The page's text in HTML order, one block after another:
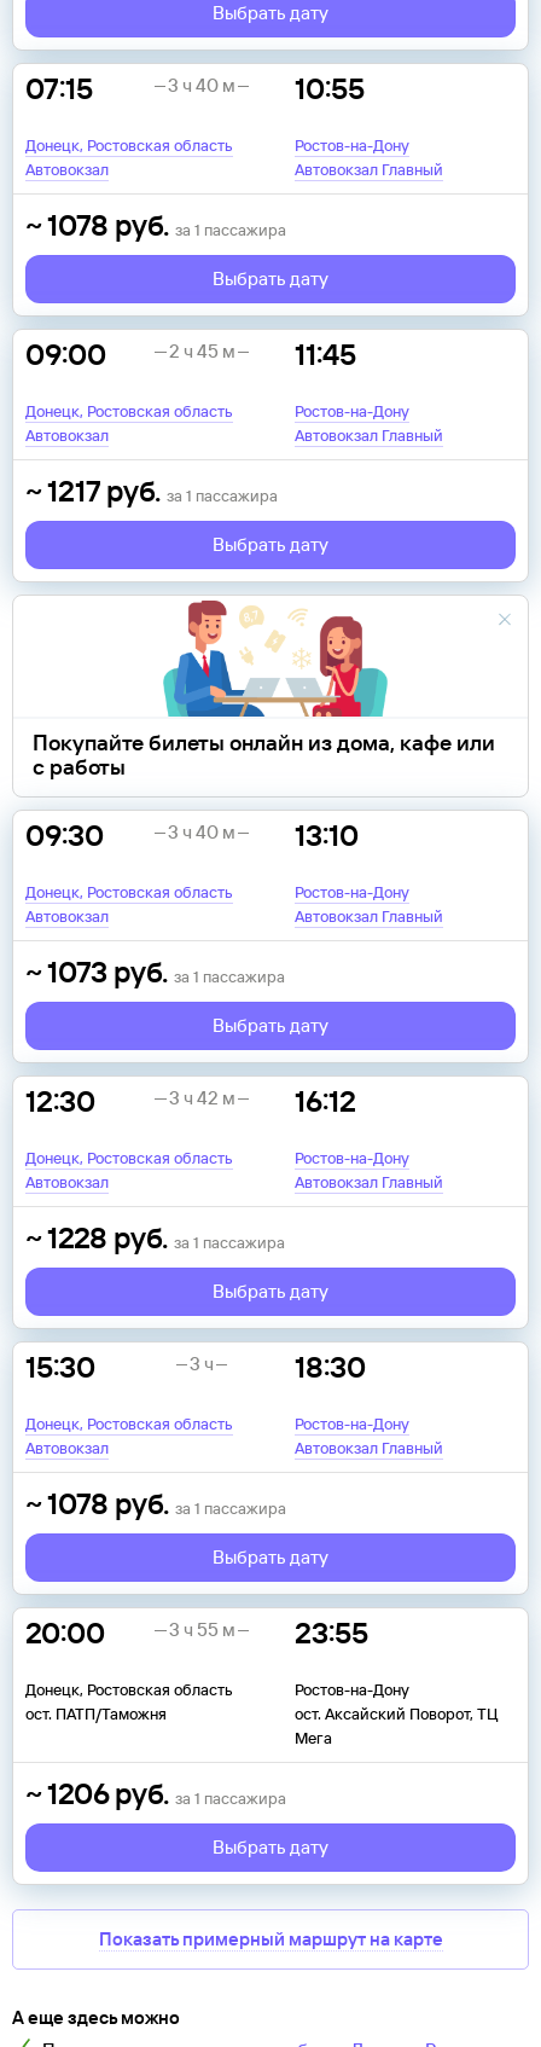
Выбрать дату
07:15
Донецк, Ростовская область
Автовокзал
10:55
Ростов-на-Дону
Автовокзал Главный
3 ч 40 м
~1078 руб. за 1 пассажира
Выбрать дату
09:00
Донецк, Ростовская область
Автовокзал
11:45
Ростов-на-Дону
Автовокзал Главный
2 ч 45 м
~1217 руб. за 1 пассажира
Выбрать дату
Покупайте билеты онлайн из дома, кафе или
с работы
09:30
Донецк, Ростовская область
Автовокзал
13:10
Ростов-на-Дону
Автовокзал Главный
3 ч 40 м
~1073 руб. за 1 пассажира
Выбрать дату
12:30
Донецк, Ростовская область
Автовокзал
16:12
Ростов-на-Дону
Автовокзал Главный
3 ч 42 м
~1228 руб. за 1 пассажира
Выбрать дату
15:30
Донецк, Ростовская область
Автовокзал
18:30
Ростов-на-Дону
Автовокзал Главный
3 ч
~1078 руб. за 1 пассажира
Выбрать дату
20:00
Донецк, Ростовская область
ост. ПАТП/Таможня
23:55
Ростов-на-Дону
ост. Аксайский Поворот, ТЦ
Мега
3 ч 55 м
~1206 руб. за 1 пассажира
Выбрать дату
Показать примерный маршрут на карте
А еще здесь можно